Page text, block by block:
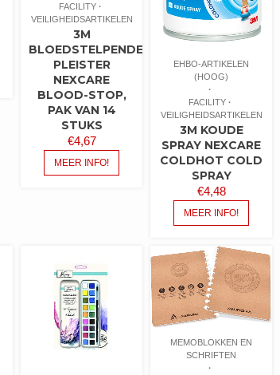
FACILITY
VEILIGHEIDSARTIKELEN
3M
BLOEDSTELPENDE
PLEISTER
NEXCARE
BLOOD-STOP,
PAK VAN 14
STUKS
€4,67
MEER INFO!
EHBO-ARTIKELEN
(HOOG)
FACILITY
VEILIGHEIDSARTIKELEN
3M KOUDE
SPRAY NEXCARE
COLDHOT COLD
SPRAY
€4,48
MEER INFO!
MEMOBLOKKEN EN
SCHRIFTEN